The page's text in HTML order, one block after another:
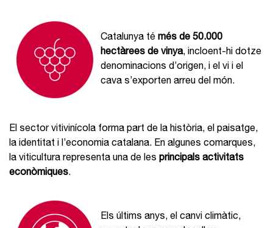
Catalunya té més de 50.000
hectàrees de vinya, incloent-hi dotze
denominacions d’origen, i el vi i el
cava s’exporten arreu del món.
El sector vitivinícola forma part de la història, el paisatge,
la identitat i l’economia catalana. En algunes comarques,
la viticultura representa una de les principals activitats
econòmiques.
Els últims anys, el canvi climàtic,